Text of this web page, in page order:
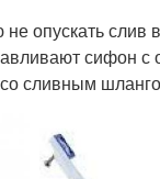
опускать слив
сифон с
сливным